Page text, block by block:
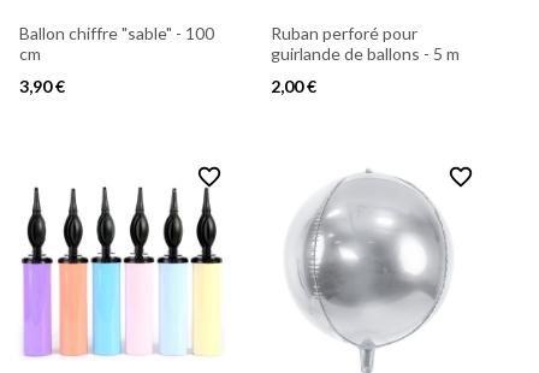
Ballon chiffre "sable" - 100
cm
3,90 €
Ruban perforé pour
guirlande de ballons - 5 m
2,00 €
favorite_border favorite_border